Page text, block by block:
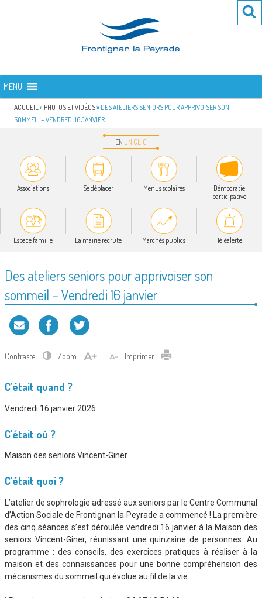
FRONTIGNAN LA PEYRADE
MENU
ACCUEIL » PHOTOS ET VIDÉOS» DES ATELIERS SENIORS POUR APPRIVOISER SON
SOMMEIL – VENDREDI 16 JANVIER
EN UN CLIC
Associations Se déplacer Menus scolaires
Démocratie
participative
Espace famille La mairie recrute Marchés publics Téléalerte
Des ateliers seniors pour apprivoiser son
sommeil – Vendredi 16 janvier
Contraste Zoom Imprimer
C’était quand ?
Vendredi 16 janvier 2026
C’était où ?
Maison des seniors Vincent-Giner
C’était quoi ?
L’atelier de sophrologie adressé aux seniors par le Centre Communal
d’Action Sociale de Frontignan la Peyrade a commencé ! La première
des cinq séances s’est déroulée vendredi 16 janvier à la Maison des
seniors Vincent-Giner, réunissant une quinzaine de personnes. Au
programme : des conseils, des exercices pratiques à réaliser à la
maison et des connaissances pour une bonne compréhension des
mécanismes du sommeil qui évolue au fil de la vie.